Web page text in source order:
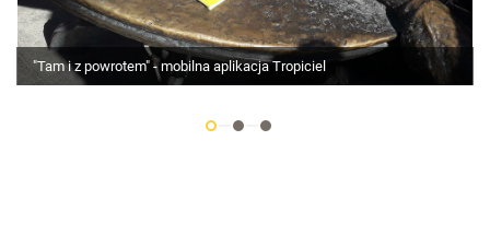
"Tam i z powrotem" - mobilna aplikacja Tropiciel